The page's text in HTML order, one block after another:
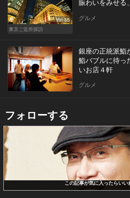
Vol.35
東京ご近所探訪
グルメ
銀座の正統派鮨
鮨バブルに待っ
いお店４軒
グルメ
フォローする
この記事が気に入ったらいい